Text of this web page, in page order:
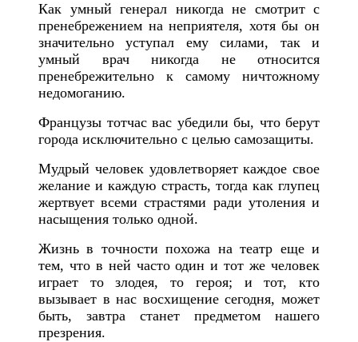
Как умный генерал никогда не смотрит с
пренебрежением на неприятеля, хотя бы он
значительно уступал ему силами, так и
умный врач никогда не относится
пренебрежительно к самому ничтожному
недомоганию.
Французы тотчас вас убедили бы, что берут
города исключительно с целью самозащиты.
Мудрый человек удовлетворяет каждое свое
желание и каждую страсть, тогда как глупец
жертвует всеми страстями ради утоления и
насыщения только одной.
Жизнь в точности похожа на театр еще и
тем, что в ней часто один и тот же человек
играет то злодея, то героя; и тот, кто
вызывает в нас восхищение сегодня, может
быть, завтра станет предметом нашего
презрения.